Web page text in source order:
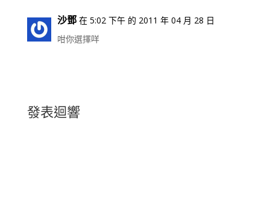
沙鄧 在 5:02 下午 的 2011 年 04 月 28 日
咁你選擇咩
發表迴響